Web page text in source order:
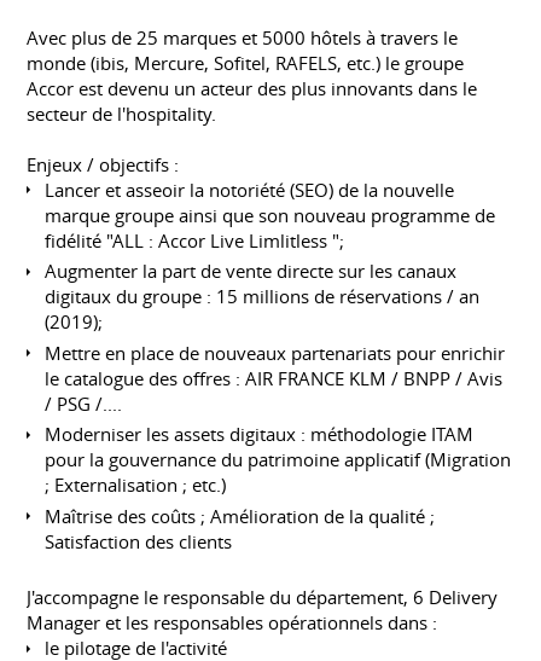
Avec plus de 25 marques et 5000 hôtels à travers le
monde (ibis, Mercure, Sofitel, RAFELS, etc.) le groupe
Accor est devenu un acteur des plus innovants dans le
secteur de l'hospitality.
Enjeux / objectifs :
Lancer et asseoir la notoriété (SEO) de la nouvelle
marque groupe ainsi que son nouveau programme de
fidélité "ALL : Accor Live Limlitless ";
Augmenter la part de vente directe sur les canaux
digitaux du groupe : 15 millions de réservations / an
(2019);
Mettre en place de nouveaux partenariats pour enrichir
le catalogue des offres : AIR FRANCE KLM / BNPP / Avis
/ PSG /....
Moderniser les assets digitaux : méthodologie ITAM
pour la gouvernance du patrimoine applicatif (Migration
; Externalisation ; etc.)
Maîtrise des coûts ; Amélioration de la qualité ;
Satisfaction des clients
J'accompagne le responsable du département, 6 Delivery
Manager et les responsables opérationnels dans :
le pilotage de l'activité